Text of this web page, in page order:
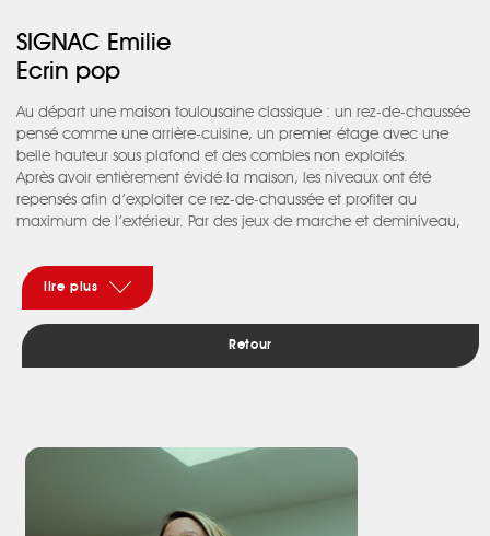
SIGNAC Emilie
Ecrin pop
Au départ une maison toulousaine classique : un rez-de-chaussée
pensé comme une arrière-cuisine, un premier étage avec une
belle hauteur sous plafond et des combles non exploités.
Après avoir entièrement évidé la maison, les niveaux ont été
repensés afin d’exploiter ce rez-de-chaussée et profiter au
maximum de l’extérieur. Par des jeux de marche et deminiveau,
jardin. L’entrée représente un écrin qui annonce une succession
de plans. Chaque espace dispose de sa propre lumière, la
circulation est fluide et tout s’articule autour du jardin et de sa
piscine. La cuisine sous verrière baigne la maison de lumière.
La maison aux formes rectilignes est une succession de boîtes
carreau de ciment, loin de s'opposer, viennent ici s'enlacer. Et
dynamisante et paisible.
lire plus
Retour